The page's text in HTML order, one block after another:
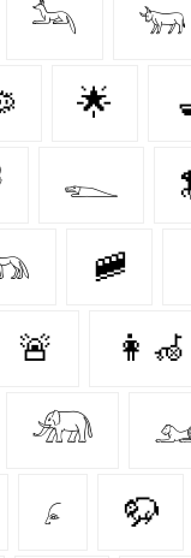
𓃢 𓃓
🌟
𓆍
🚞
🚨 👩‍🦽‍
𓃰
𓂊 🦬